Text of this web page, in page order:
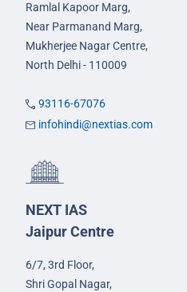
Ramlal Kapoor Marg,
Near Parmanand Marg,
Mukherjee Nagar Centre,
North Delhi - 110009
93116-67076
infohindi@nextias.com
NEXT IAS
Jaipur Centre
6/7, 3rd Floor,
Shri Gopal Nagar,